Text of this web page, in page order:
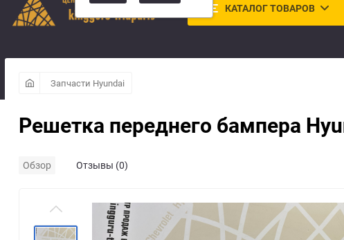
КАТАЛОГ ТОВАРОВ
Запчасти Hyundai
Решетка переднего бампера
Обзор Отзывы (0)